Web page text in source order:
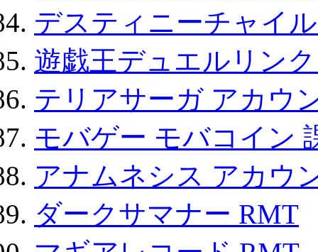
デスティニーチャイ
遊戯王デュエルリン
テリアサーガ アカウ
モバゲー モバコイン
アナムネシス アカウ
ダークサマナー RMT